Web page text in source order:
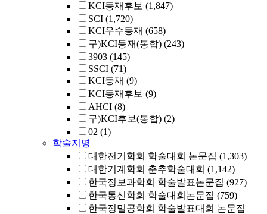
KCI등재후보 (1,847)
SCI (1,720)
KCI우수등재 (658)
구)KCI등재(통합) (243)
3903 (145)
SSCI (71)
KCI등재 (9)
KCI등재후보 (9)
AHCI (8)
구)KCI후보(통합) (2)
02 (1)
학술지명
대한전기학회 학술대회 논문집 (1,303)
대한기계학회 춘추학술대회 (1,142)
한국정보과학회 학술발표논문집 (927)
한국통신학회 학술대회논문집 (759)
한국정밀공학회 학술발표대회 논문집